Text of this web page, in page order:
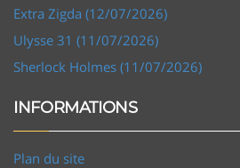
Extra Zigda (12/07/2026)
Ulysse 31 (11/07/2026)
Sherlock Holmes (11/07/2026)
INFORMATIONS
Plan du site